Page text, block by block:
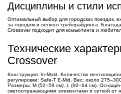
Дисциплины и стили
Оптимальный выбор для городских поездок,
за городом и лёгкого трейлрайдинга.
Crossover подходит для комьютинга и
Технические
Crossover
Конструкция: In-Mold. Количество
регулировки: Safe-T E-Mid. Вес: около
Размеры: M (52–59 см), L (60–64 см).
светоотражающими элементами и сеткой от